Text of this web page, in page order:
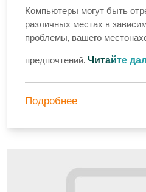
Компьютеры могут быть
различных местах в
проблемы, вашего
предпочтений.Читайте
Подробнее